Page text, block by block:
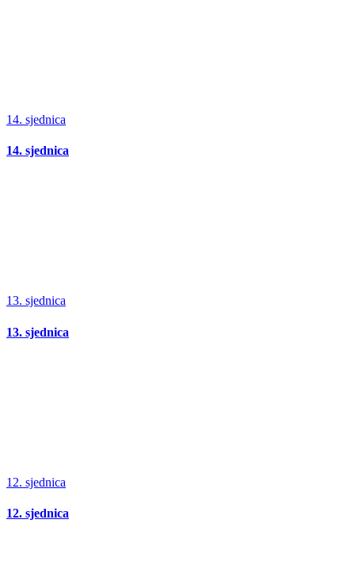
14. sjednica
14. sjednica
13. sjednica
13. sjednica
12. sjednica
12. sjednica